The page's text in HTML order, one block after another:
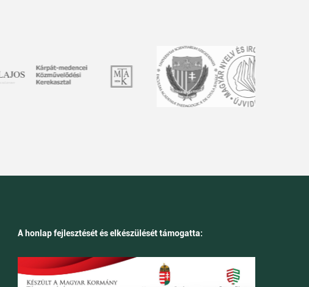
A honlap fejlesztését és elkészülését támogatta: